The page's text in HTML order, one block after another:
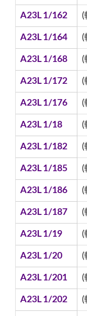
A23L 1/162 (
A23L 1/164 (
A23L 1/168 (
A23L 1/172 (
A23L 1/176 (
A23L 1/18 (
A23L 1/182 (
A23L 1/185 (
A23L 1/186 (
A23L 1/187 (
A23L 1/19 (
A23L 1/20 (
A23L 1/201 (
A23L 1/202 (